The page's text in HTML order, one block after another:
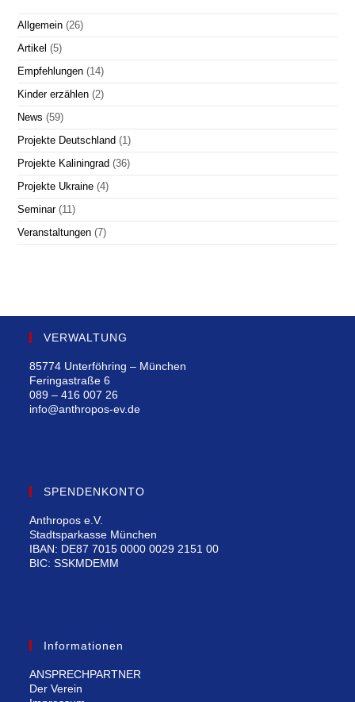
Allgemein (26)
Artikel (5)
Empfehlungen (14)
Kinder erzählen (2)
News (59)
Projekte Deutschland (1)
Projekte Kaliningrad (36)
Projekte Ukraine (4)
Seminar (11)
Veranstaltungen (7)
VERWALTUNG
85774 Unterföhring – München
Feringastraße 6
089 – 416 007 26
info@anthropos-ev.de
SPENDENKONTO
Anthropos e.V.
Stadtsparkasse München
IBAN: DE87 7015 0000 0029 2151 00
BIC: SSKMDEMM
Informationen
ANSPRECHPARTNER
Der Verein